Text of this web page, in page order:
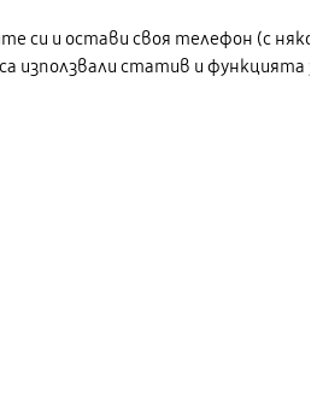
си и остави своя телефон (с
използвали статив и функцията